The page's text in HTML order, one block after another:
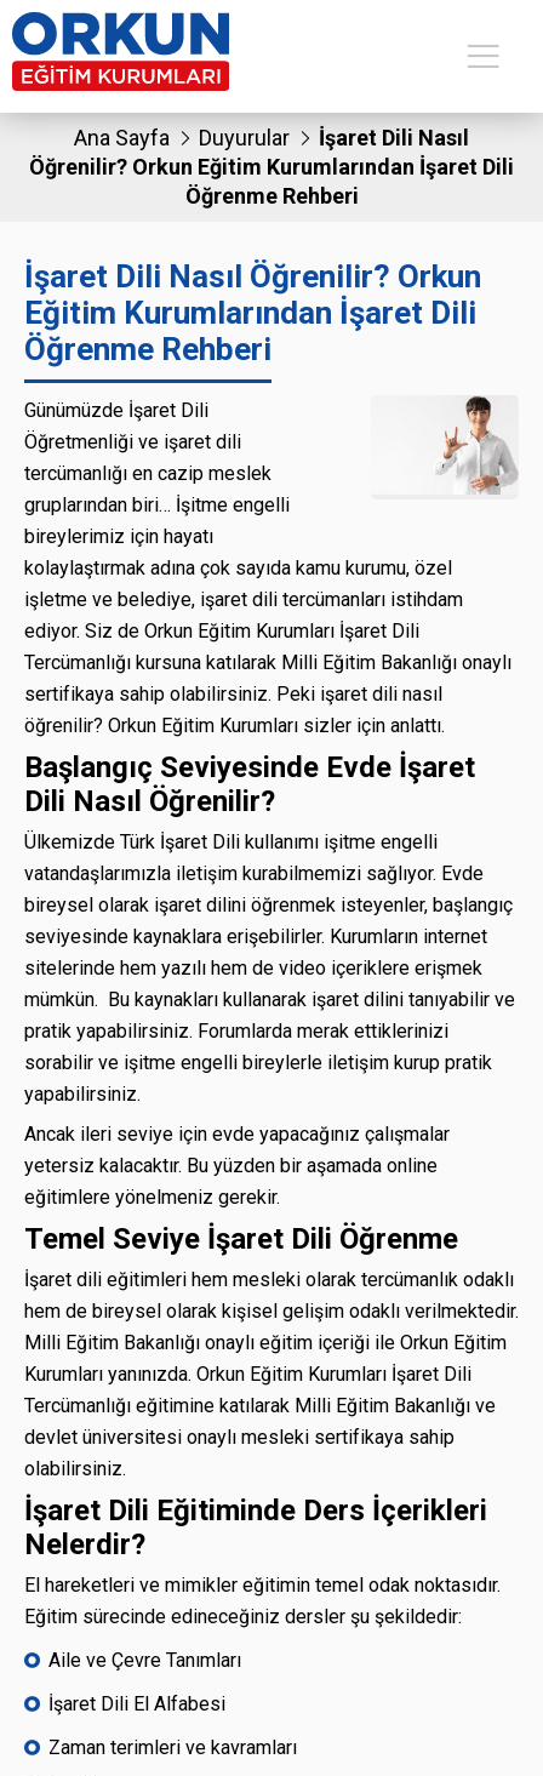
Ana Sayfa Duyurular
İşaret Dili Nasıl
Öğrenilir? Orkun Eğitim Kurumlarından İşaret Dili
Öğrenme Rehberi
İşaret Dili Nasıl Öğrenilir? Orkun
Eğitim Kurumlarından İşaret Dili
Öğrenme Rehberi
Günümüzde İşaret Dili
Öğretmenliği ve işaret dili
tercümanlığı en cazip meslek
gruplarından biri… İşitme engelli
bireylerimiz için hayatı
kolaylaştırmak adına çok sayıda kamu kurumu, özel
işletme ve belediye, işaret dili tercümanları istihdam
ediyor. Siz de Orkun Eğitim Kurumları İşaret Dili
Tercümanlığı kursuna katılarak Milli Eğitim Bakanlığı onaylı
sertifikaya sahip olabilirsiniz. Peki işaret dili nasıl
öğrenilir? Orkun Eğitim Kurumları sizler için anlattı.
Başlangıç Seviyesinde Evde İşaret
Dili Nasıl Öğrenilir?
Ülkemizde Türk İşaret Dili kullanımı işitme engelli
vatandaşlarımızla iletişim kurabilmemizi sağlıyor. Evde
bireysel olarak işaret dilini öğrenmek isteyenler, başlangıç
seviyesinde kaynaklara erişebilirler. Kurumların internet
sitelerinde hem yazılı hem de video içeriklere erişmek
mümkün. Bu kaynakları kullanarak işaret dilini tanıyabilir ve
pratik yapabilirsiniz. Forumlarda merak ettiklerinizi
sorabilir ve işitme engelli bireylerle iletişim kurup pratik
yapabilirsiniz.
Ancak ileri seviye için evde yapacağınız çalışmalar
yetersiz kalacaktır. Bu yüzden bir aşamada online
eğitimlere yönelmeniz gerekir.
Temel Seviye İşaret Dili Öğrenme
İşaret dili eğitimleri hem mesleki olarak tercümanlık odaklı
hem de bireysel olarak kişisel gelişim odaklı verilmektedir.
Milli Eğitim Bakanlığı onaylı eğitim içeriği ile Orkun Eğitim
Kurumları yanınızda. Orkun Eğitim Kurumları İşaret Dili
Tercümanlığı eğitimine katılarak Milli Eğitim Bakanlığı ve
devlet üniversitesi onaylı mesleki sertifikaya sahip
olabilirsiniz.
İşaret Dili Eğitiminde Ders İçerikleri
Nelerdir?
El hareketleri ve mimikler eğitimin temel odak noktasıdır.
Eğitim sürecinde edineceğiniz dersler şu şekildedir:
Aile ve Çevre Tanımları
İşaret Dili El Alfabesi
Zaman terimleri ve kavramları